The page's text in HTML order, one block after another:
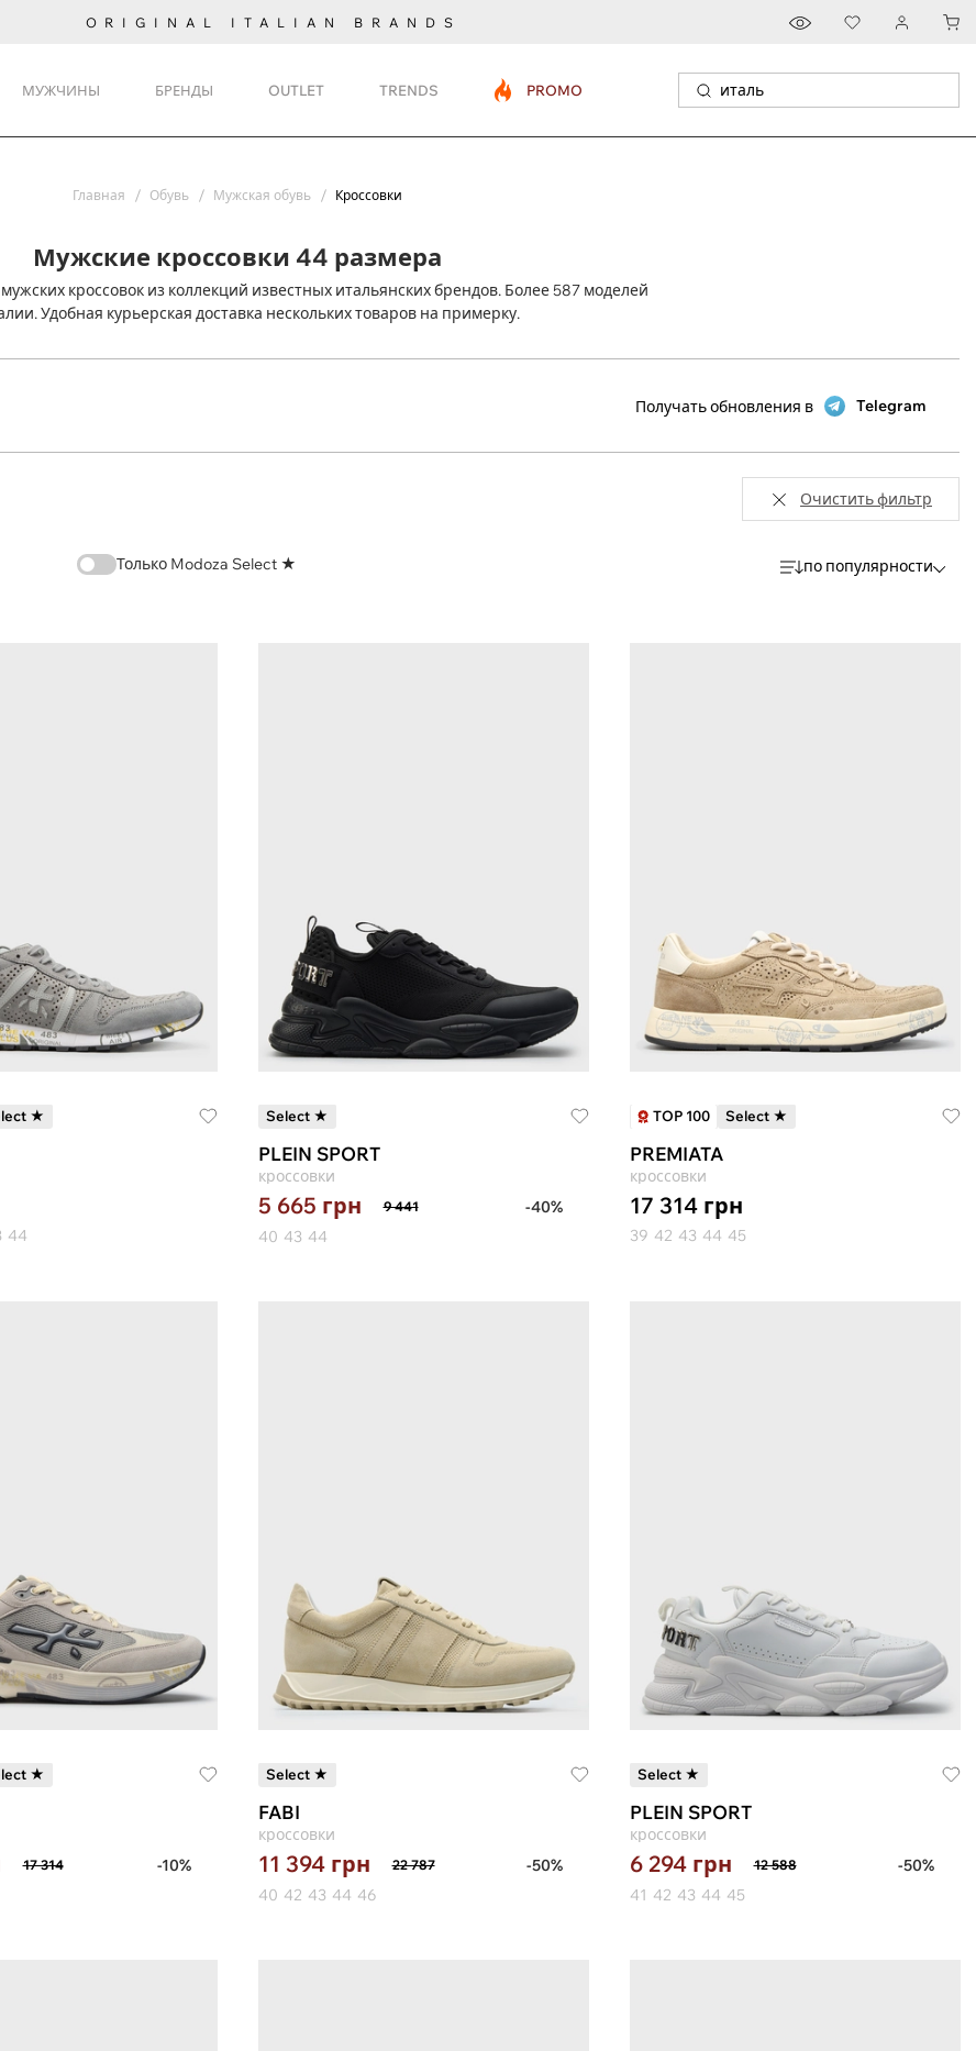
ORIGINAL ITALIAN BRANDS
МУЖЧИНЫ БРЕНДЫ OUTLET TRENDS PROMO
Главная Обувь Мужская обувь Кроссовки
Мужские кроссовки 44 размера
кроссовок из коллекций известных итальянских брендов. Более 587 моделей
Удобная курьерская доставка нескольких товаров на примерку.
Получать обновления в Telegram
Очистить фильтр
Только Modoza Select ★ по популярности
★
44
Select ★
PLEIN SPORT
кроссовки
5 665 грн 9 441
-40%
40 43 44
TOP 100 Select ★
PREMIATA
кроссовки
17 314 грн
39 42 43 44 45
★
17 314
-10%
Select ★
FABI
кроссовки
11 394 грн 22 787
-50%
40 42 43 44 46
Select ★
PLEIN SPORT
кроссовки
6 294 грн 12 588
-50%
41 42 43 44 45